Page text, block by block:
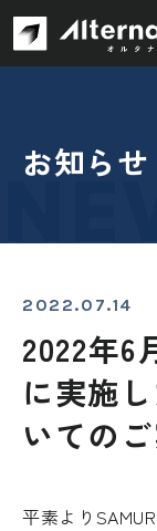
お知らせ
2022.07.14
2022年6
に実施
いての
平素より